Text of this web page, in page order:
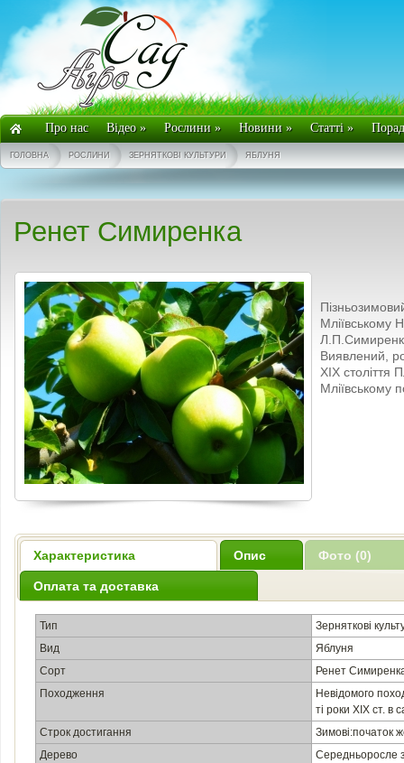
Про нас Відео» Рослини» Новини» Статті»
ЯБЛУНЯ
ЗЕРНЯТКОВІ КУЛЬТУРИ
РОСЛИНИ
ГОЛОВНА
Ренет Симиренка
Мліївському
Виявлений,
ХІХ
Мліївському
Характеристика Опис Фото (0)
Оплата та доставка
Тип
Зерняткові
Вид
Яблуня
Сорт
Ренет
Походження
Невідомого
ті роки ХІХ ст. в
Строк достигання
Зимові:початок
Дерево
Середньоросле